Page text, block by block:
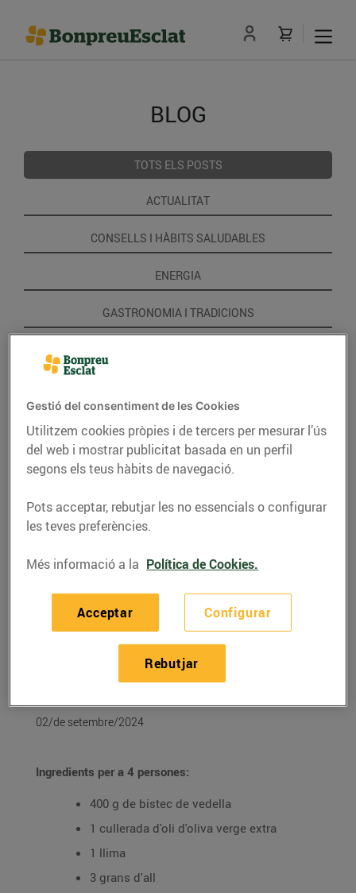
BLOG
TOTS ELS POSTS
ACTUALITAT
CONSELLS I HÀBITS SALUDABLES
ENERGIA
GASTRONOMIA I TRADICIONS
Fajitas de vedella amb
pebrots
Per 4,32 € per persona
02/de setembre/2024
Ingredients per a 4 persones:
400 g de bistec de vedella
1 cullerada d'oli d'oliva verge extra
1 llima
3 grans d'all
Gestió del consentiment de les Cookies
Utilitzem cookies pròpies i de tercers per mesurar l’ús
del web i mostrar publicitat basada en un perfil
segons els teus hàbits de navegació.
Pots acceptar, rebutjar les no essencials o configurar
les teves preferències.
Més informació a la Política de Cookies.
Configurar
Rebutjar
Acceptar